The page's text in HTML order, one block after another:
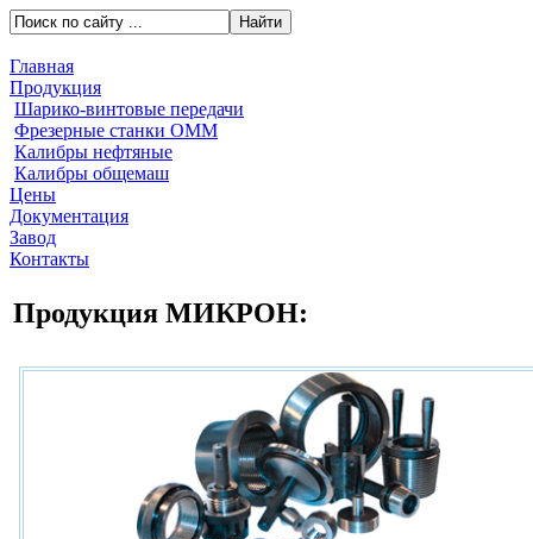
Главная
Продукция
Шарико-винтовые передачи
Фрезерные станки ОММ
Калибры нефтяные
Калибры общемаш
Цены
Документация
Завод
Контакты
Продукция МИКРОН: